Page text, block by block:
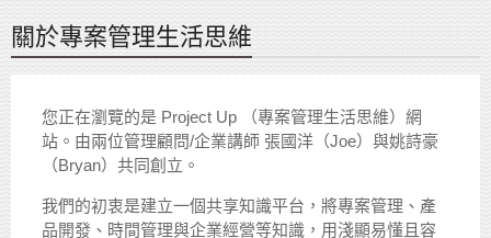
關於專案管理生活思維
您正在瀏覽的是 Project Up （專案管理生活思維）網
站。由兩位管理顧問/企業講師 張國洋（Joe）與姚詩豪
（Bryan）共同創立。
我們的初衷是建立一個共享知識平台，將專案管理、產
品開發、時間管理與企業經營等知識，用淺顯易懂且容